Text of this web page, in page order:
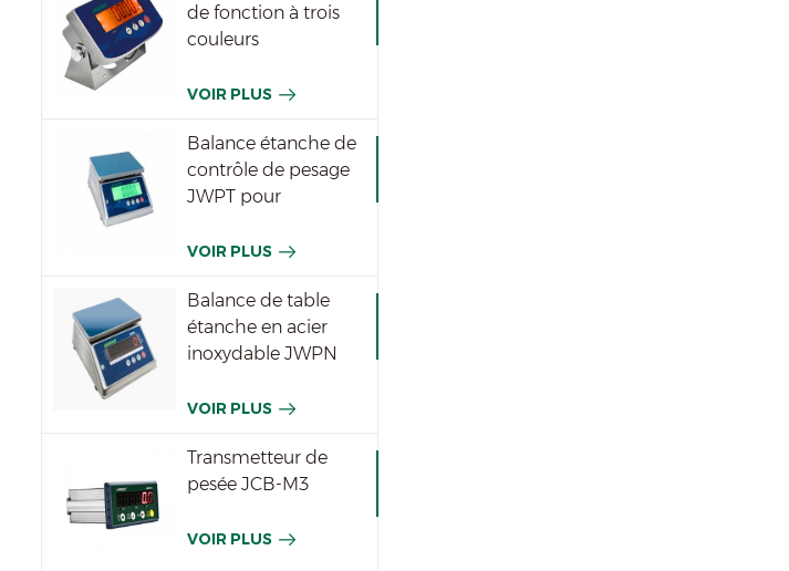
de fonction à trois
couleurs
VOIR PLUS
Balance étanche de
contrôle de pesage
JWPT pour
VOIR PLUS
Balance de table
étanche en acier
inoxydable JWPN
VOIR PLUS
Transmetteur de
pesée JCB-M3
VOIR PLUS